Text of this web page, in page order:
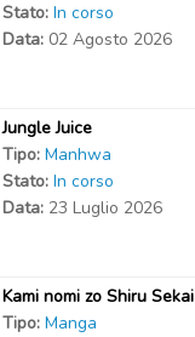
Stato: In corso
Data: 02 Agosto 2026
Jungle Juice
Tipo: Manhwa
Stato: In corso
Data: 23 Luglio 2026
Kami nomi zo Shiru Sekai
Tipo: Manga